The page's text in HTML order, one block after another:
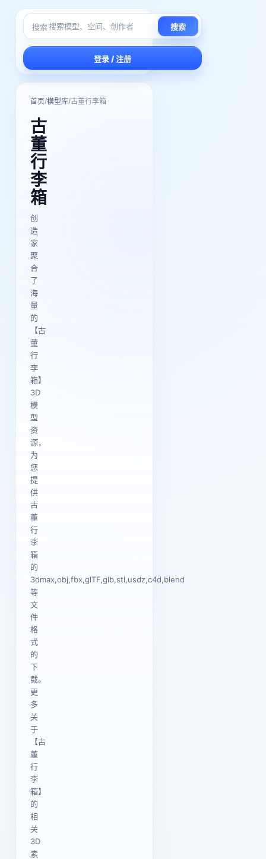
搜索 搜索
登录 / 注册
首页/模型库/古董行李箱
古
董
行
李
箱
创
造
家
聚
合
了
海
量
的
【古
董
行
李
箱】
3D
模
型
资
源，
为
您
提
供
古
董
行
李
箱
的
3dmax,obj,fbx,glTF,glb,stl,usdz,c4d,blend
等
文
件
格
式
的
下
载。
更
多
关
于
【古
董
行
李
箱】
的
相
关
3D
素